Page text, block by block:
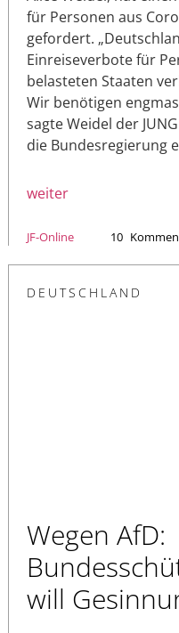
für Personen aus
gefordert.
Einreiseverbote für
belasteten Staaten
Wir benötigen
sagte Weidel der
die Bundesregierung
weiter
JF-Online 10
DEUTSCHLAND
Wegen AfD:
will